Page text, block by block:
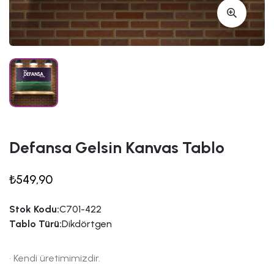
Defansa Gelsin Kanvas Tablo
₺549,90
Stok Kodu:C701-422
Tablo Türü:Dikdörtgen
• Kendi üretimimizdir.